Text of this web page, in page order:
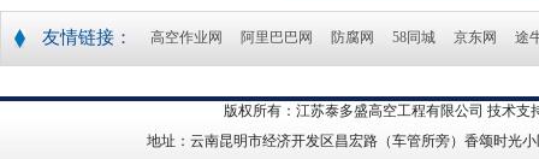
友情链接： 高空作业网 阿里巴巴网 防腐网 58同城 京东网 途
版权所有：江苏泰多盛高空工程有限公司 技术支
地址：云南昆明市经济开发区昌宏路（车管所旁）香颂时光